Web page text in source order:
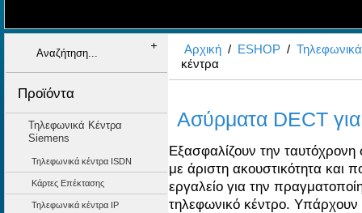
Αρχική / ESHOP /
κέντρα
Ασύρματα DECT
Εξασφαλίζουν την
με άριστη ακουστικότητα και
εργαλείο για την
τηλεφωνικό κέντρο.
Προϊόντα
+
Τηλεφωνικά Κέντρα
Siemens
Τηλεφωνικά κέντρα ISDN
Κάρτες Επέκτασης
Τηλεφωνικά κέντρα IP
+
+
+
+